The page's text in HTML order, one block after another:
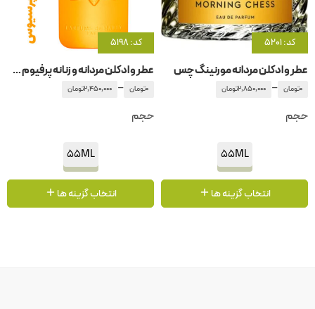
کد: 5201
عطر و ادکلن مردانه مورنینگ چس
0تومان –
2,850,000تومان
حجم
55ML
انتخاب گزینه ها
کد: 5198
عطر و ادکلن مردانه و زنانه پرفیوم د مارلی پرسیوس
0تومان –
2,450,000تومان
حجم
55ML
انتخاب گزینه ها